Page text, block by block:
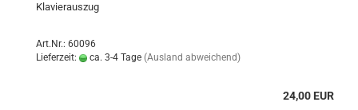
Klavierauszug
Art.Nr.: 60096
Lieferzeit:
ca. 3-4 Tage (Ausland abweichend)
24,00 EUR